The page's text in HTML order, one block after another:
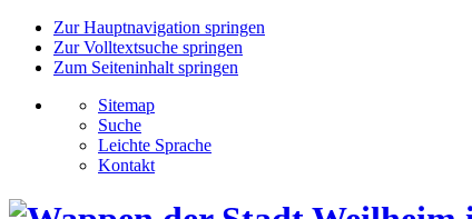
Zur Hauptnavigation springen
Zur Volltextsuche springen
Zum Seiteninhalt springen
Sitemap
Suche
Leichte Sprache
Kontakt